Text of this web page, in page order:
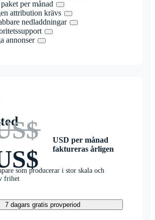
per månad
attribution krävs
nedladdningar
annonser
USD per månad
faktureras årligen
som producerar i stor skala och
frihet
7 dagars gratis provperiod